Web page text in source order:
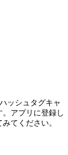
ッシュタグキャ
アプリに登録し
てください。